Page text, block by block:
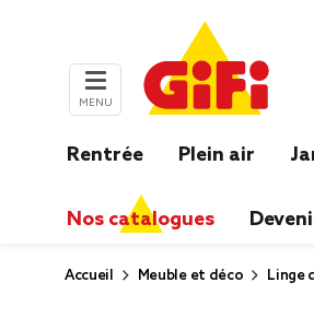
MENU
Rentrée Plein air
Nos catalogues
Accueil Meuble et déco Linge